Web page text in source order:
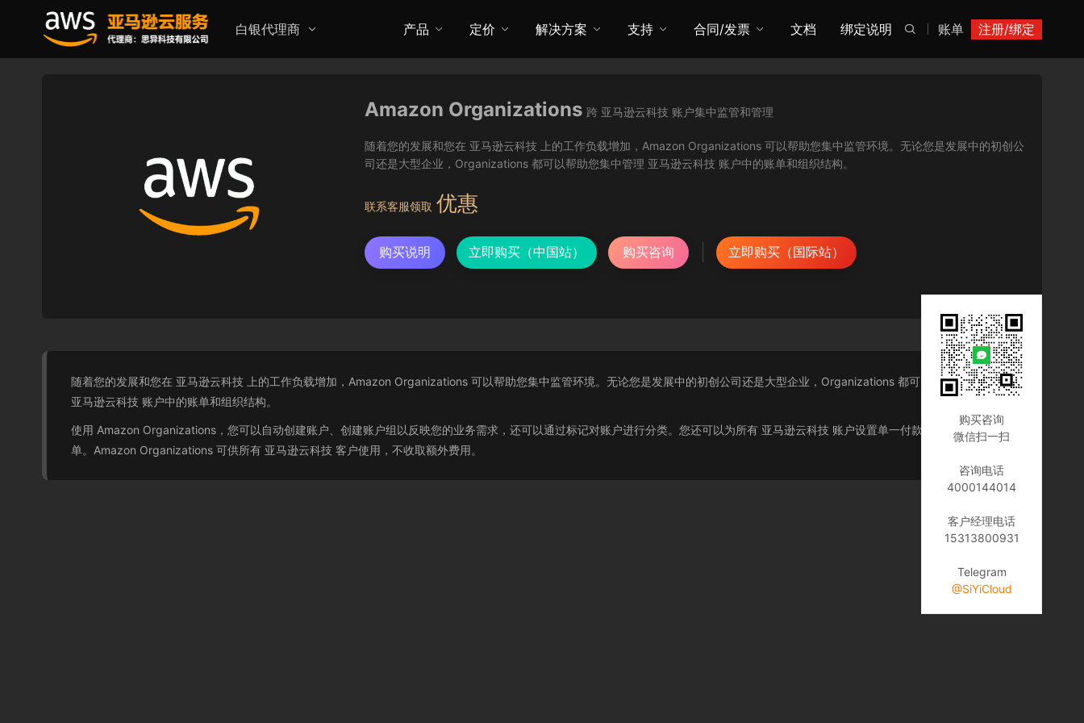
白银代理商 账单 注册/绑定

产品 定价 解决方案 支持 合同/发票 文档 绑定说明
Amazon Organizations 跨 亚马逊云科技 账户集中监管和管理
随着您的发展和您在 亚马逊云科技 上的工作负载增加，Amazon Organizations 可以帮助您集中监管环境。无论您是发展中的初创公
司还是大型企业，Organizations 都可以帮助您集中管理 亚马逊云科技 账户中的账单和组织结构。
联系客服领取 优惠
购买说明 立即购买（中国站） 购买咨询 立即购买（国际站）
随着您的发展和您在 亚马逊云科技 上的工作负载增加，Amazon Organizations 可以帮助您集中监管环境。无论您是发展中的初创公司还是大型企业，Organizations 都可以帮助您集中管理
亚马逊云科技 账户中的账单和组织结构。
使用 Amazon Organizations，您可以自动创建账户、创建账户组以反映您的业务需求，还可以通过标记对账户进行分类。您还可以为所有 亚马逊云科技 账户设置单一付款方式，从而简化账
单。Amazon Organizations 可供所有 亚马逊云科技 客户使用，不收取额外费用。
购买咨询
微信扫一扫
咨询电话
4000144014
客户经理电话
15313800931
Telegram
@SiYiCloud